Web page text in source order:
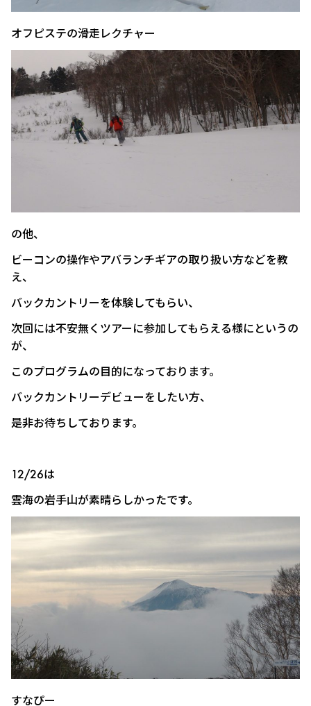
オフピステの滑走レクチャー
の他、
ビーコンの操作やアバランチギアの取り扱い方などを教
え、
バックカントリーを体験してもらい、
次回には不安無くツアーに参加してもらえる様にというの
が、
このプログラムの目的になっております。
バックカントリーデビューをしたい方、
是非お待ちしております。
12/26は
雲海の岩手山が素晴らしかったです。
すなぴー